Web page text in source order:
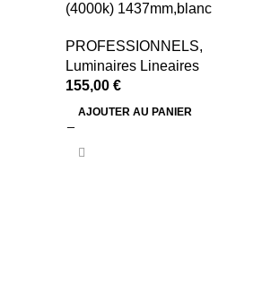
(4000k) 1437mm,blanc
PROFESSIONNELS,
Luminaires Lineaires
155,00 €
AJOUTER AU PANIER